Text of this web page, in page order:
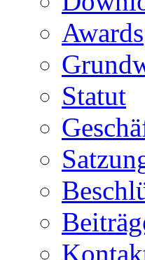
Awards
Statut